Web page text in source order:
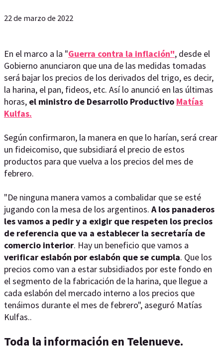
22 de marzo de 2022
En el marco a la "Guerra contra la inflación", desde el
Gobierno anunciaron que una de las medidas tomadas
será bajar los precios de los derivados del trigo, es decir,
la harina, el pan, fideos, etc. Así lo anunció en las últimas
horas, el ministro de Desarrollo Productivo Matías
Kulfas.
Según confirmaron, la manera en que lo harían, será crear
un fideicomiso, que subsidiará el precio de estos
productos para que vuelva a los precios del mes de
febrero.
"De ninguna manera vamos a combalidar que se esté
jugando con la mesa de los argentinos. A los panaderos
les vamos a pedir y a exigir que respeten los precios
de referencia que va a establecer la secretaría de
comercio interior. Hay un beneficio que vamos a
verificar eslabón por eslabón que se cumpla. Que los
precios como van a estar subsidiados por este fondo en
el segmento de la fabricación de la harina, que llegue a
cada eslabón del mercado interno a los precios que
tenáimos durante el mes de febrero", aseguró Matías
Kulfas..
Toda la información en Telenueve.